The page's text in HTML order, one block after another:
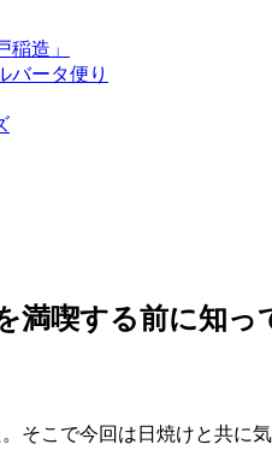
稲造」
ータ便り
喫する前に知っ
そこで今回は日焼けと共に